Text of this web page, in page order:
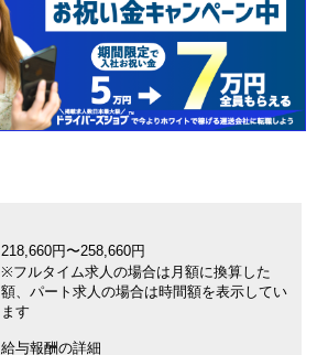
218,660円〜258,660円
※フルタイム求人の場合は月額に換算した
額、パート求人の場合は時間額を表示してい
ます
給与報酬の詳細